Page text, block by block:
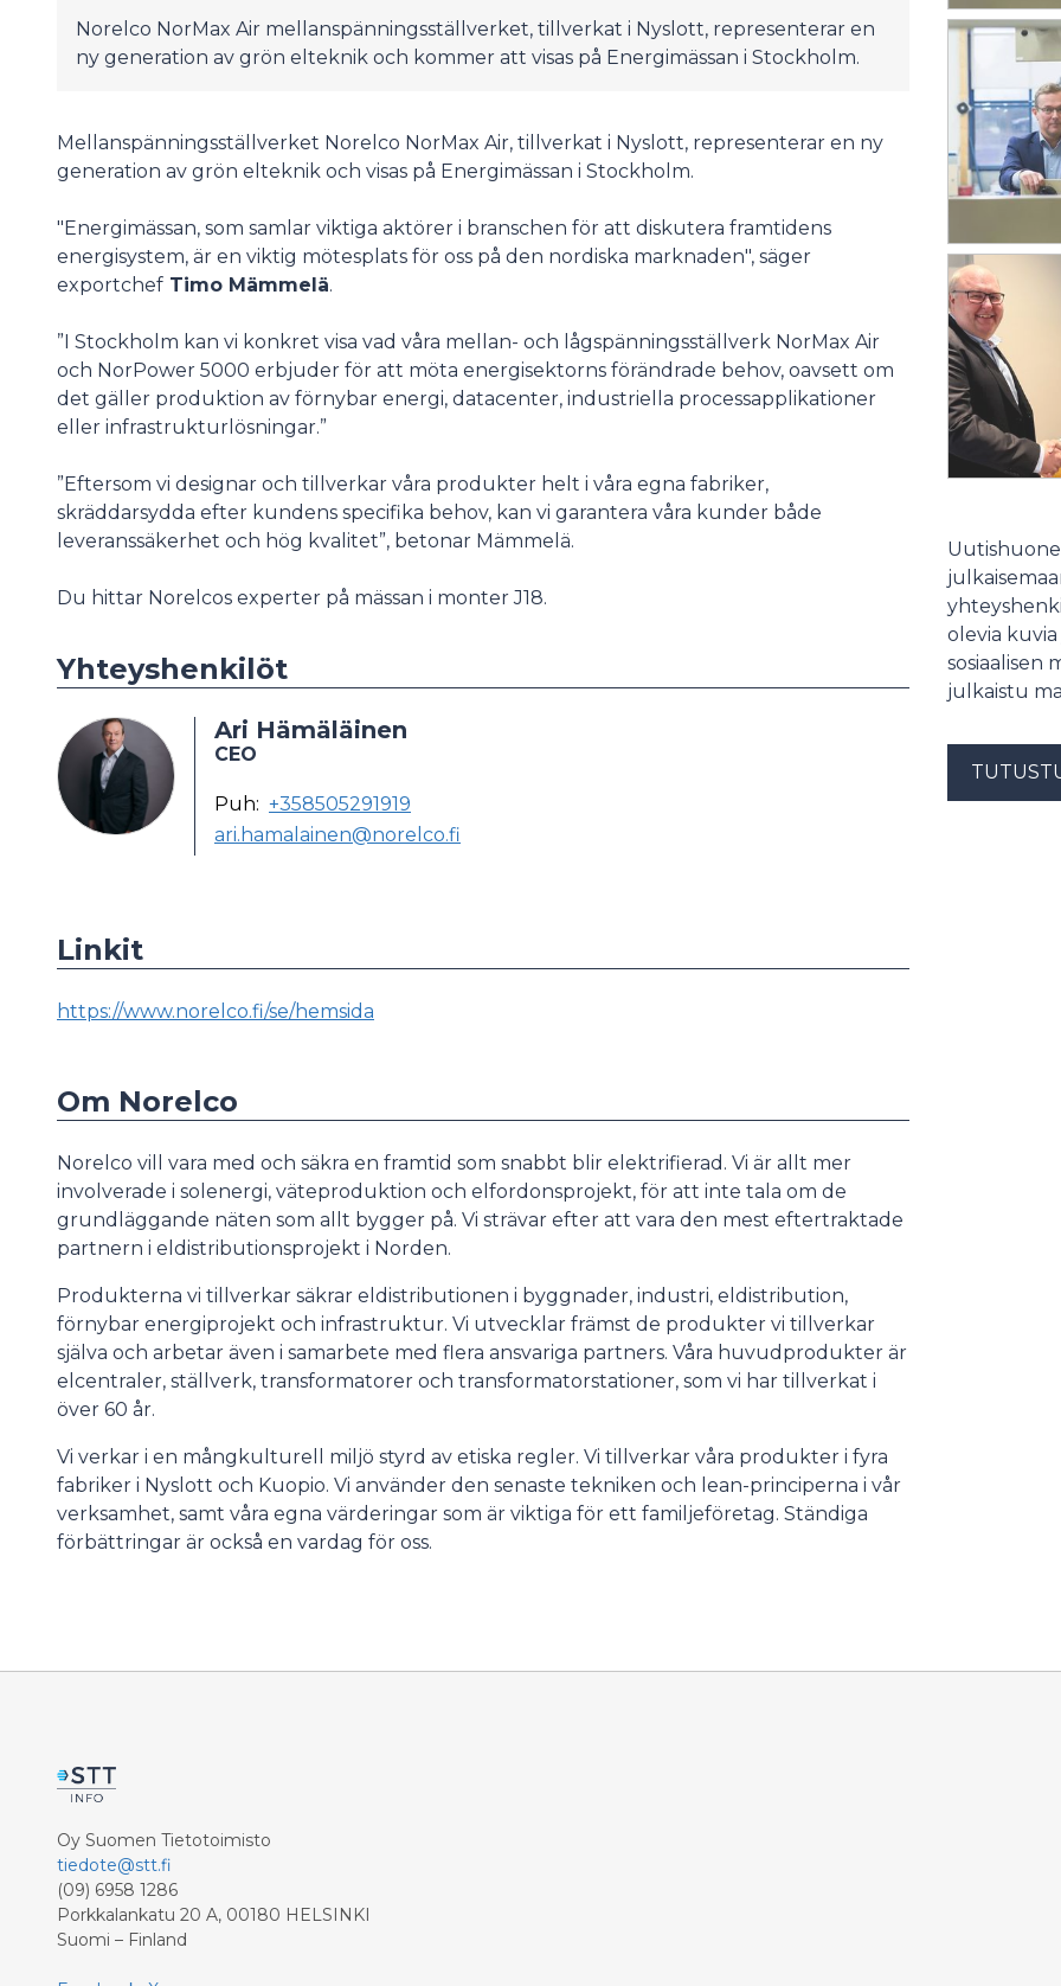
Norelco NorMax Air mellanspänningsställverket, tillverkat i Nyslott, representerar en
ny generation av grön elteknik och kommer att visas på Energimässan i Stockholm.
Mellanspänningsställverket Norelco NorMax Air, tillverkat i Nyslott, representerar en ny
generation av grön elteknik och visas på Energimässan i Stockholm.
"Energimässan, som samlar viktiga aktörer i branschen för att diskutera framtidens
energisystem, är en viktig mötesplats för oss på den nordiska marknaden", säger
exportchef Timo Mämmelä.
”I Stockholm kan vi konkret visa vad våra mellan- och lågspänningsställverk NorMax Air
och NorPower 5000 erbjuder för att möta energisektorns förändrade behov, oavsett om
det gäller produktion av förnybar energi, datacenter, industriella processapplikationer
eller infrastrukturlösningar.”
”Eftersom vi designar och tillverkar våra produkter helt i våra egna fabriker,
skräddarsydda efter kundens specifika behov, kan vi garantera våra kunder både
leveranssäkerhet och hög kvalitet”, betonar Mämmelä.
Du hittar Norelcos experter på mässan i monter J18.
Yhteyshenkilöt
Ari Hämäläinen
CEO
Puh: +358505291919
ari.hamalainen@norelco.fi
Linkit
https://www.norelco.fi/se/hemsida
Om Norelco
Norelco vill vara med och säkra en framtid som snabbt blir elektrifierad. Vi är allt mer
involverade i solenergi, väteproduktion och elfordonsprojekt, för att inte tala om de
grundläggande näten som allt bygger på. Vi strävar efter att vara den mest eftertraktade
partnern i eldistributionsprojekt i Norden.
Produkterna vi tillverkar säkrar eldistributionen i byggnader, industri, eldistribution,
förnybar energiprojekt och infrastruktur. Vi utvecklar främst de produkter vi tillverkar
själva och arbetar även i samarbete med flera ansvariga partners. Våra huvudprodukter är
elcentraler, ställverk, transformatorer och transformatorstationer, som vi har tillverkat i
över 60 år.
Vi verkar i en mångkulturell miljö styrd av etiska regler. Vi tillverkar våra produkter i fyra
fabriker i Nyslott och Kuopio. Vi använder den senaste tekniken och lean-principerna i vår
verksamhet, samt våra egna värderingar som är viktiga för ett familjeföretag. Ständiga
förbättringar är också en vardag för oss.
olevia
sosiaalisen
julkaistu
Oy Suomen Tietotoimisto
tiedote@stt.fi
(09) 6958 1286
Porkkalankatu 20 A, 00180 HELSINKI
Suomi – Finland